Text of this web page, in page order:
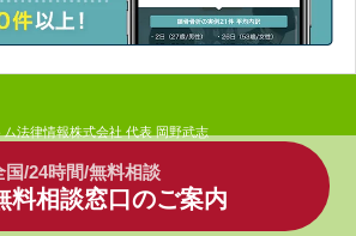
国/24時間/無料相談
料相談窓口のご案内
法律情報株式会社 代表 岡野武志